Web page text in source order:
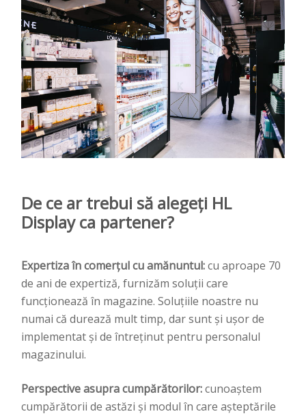
De ce ar trebui să alegeți HL
Display ca partener?
Expertiza în comerțul cu amănuntul:cu aproape 70
de ani de expertiză, furnizăm soluții care
funcționează în magazine. Soluțiile noastre nu
numai că durează mult timp, dar sunt și ușor de
implementat și de întreținut pentru personalul
magazinului.
Perspective asupra cumpărătorilor:cunoaștem
cumpărătorii de astăzi și modul în care așteptările